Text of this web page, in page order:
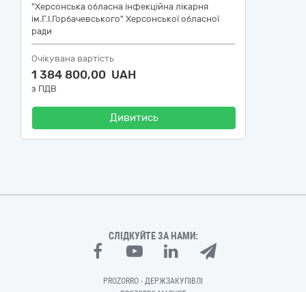
"Херсонська обласна інфекційна лікарня
ім.Г.І.Горбачевського" Херсонської обласної
ради
Очікувана вартість
1 384 800,00 UAH
з ПДВ
Дивитись
СЛІДКУЙТЕ ЗА НАМИ:
PROZORRO - ДЕРЖЗАКУПІВЛІ